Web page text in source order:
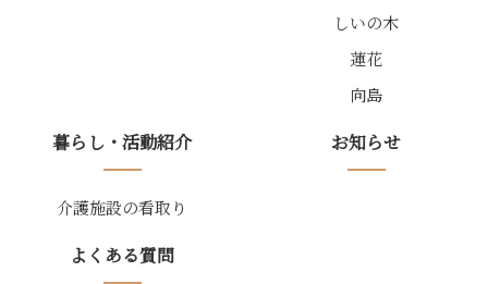
しいの木
蓮花
向島
暮らし・活動紹介
介護施設の看取り
お知らせ
よくある質問